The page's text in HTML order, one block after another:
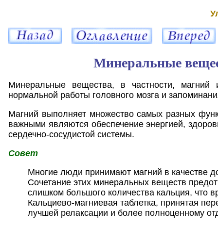
Минеральные
Минеральные вещества, в частности,
нормальной работы головного мозга и
Магний выполняет множество самых разных
важными являются обеспечение энергией,
сердечно-сосудистой системы.
Совет
Многие люди принимают магний в качестве
Сочетание этих минеральных веществ
слишком большого количества кальция, что
Кальциево-магниевая таблетка, принятая
лучшей релаксации и более полноценному